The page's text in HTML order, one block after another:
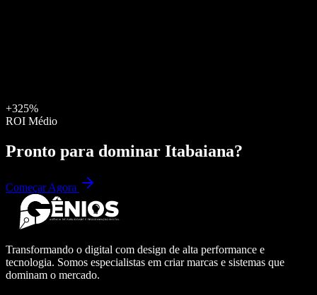
+325%
ROI Médio
Pronto para dominar Itabaiana?
Começar Agora
Transformando o digital com design de alta performance e
tecnologia. Somos especialistas em criar marcas e sistemas que
dominam o mercado.